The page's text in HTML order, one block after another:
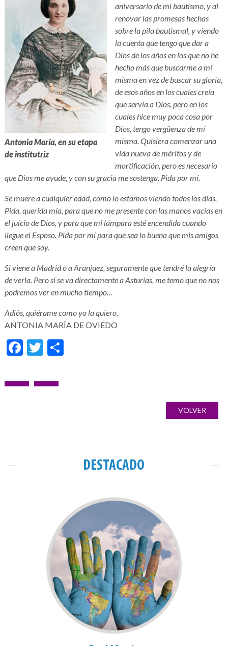
Antonia María, en su etapa
de institutriz
aniversario de mi bautismo, y al
renovar las promesas hechas
sobre la pila bautismal, y viendo
la cuenta que tengo que dar a
Dios de los años en los que no he
hecho más que buscarme a mí
misma en vez de buscar su gloria,
de esos años en los cuales creía
que servía a Dios, pero en los
cuales hice muy poca cosa por
Dios, tengo vergüenza de mí
misma. Quisiera comenzar una
vida nueva de méritos y de
mortificación, pero es necesario
que Dios me ayude, y con su gracia me sostenga. Pida por mí.
Se muere a cualquier edad, como lo estamos viendo todos los días.
Pida, querida mía, para que no me presente con las manos vacías en
el juicio de Dios, y para que mi lámpara esté encendida cuando
llegue el Esposo. Pida por mí para que sea lo buena que mis amigos
creen que soy.
Si viene a Madrid o a Aranjuez, seguramente que tendré la alegría
de verla. Pero si se va directamente a Asturias, me temo que no nos
podremos ver en mucho tiempo…
Adiós, quiérame como yo la quiero.
ANTONIA MARÍA DE OVIEDO
Facebook
Twitter
Compartir
Navegación
NOTICIASIGUIENTE
VOLVER
DESTACADO